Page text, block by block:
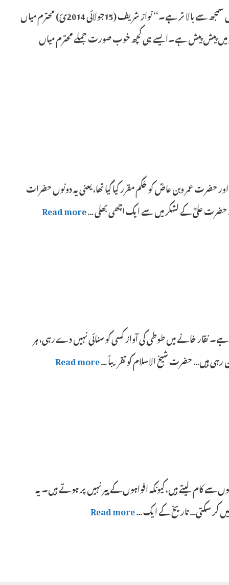
سادہ نسخے فلسطینیوں پر اسرائیلی مظالم کی تاریخ میں مثال نہیں ملتی۔اقوامِ عالم کی خاموشی سمجھ سے بالا تر ہے۔‘‘ نواز شریف (15جولائی 2014ئ) محترم میاں
پیش پیش ہے۔ایسے ہی کچھ خوب صورت جملے محترم میاں
عمر وبن عاصؓ کو حَکم مقرر کیا گیا تھا، یعنی یہ دونوں حضرات
حضرت علیؓ کے لشکر میں سے ایک اچھی بھلی …Read more
نقار خانے میں طوطی کی آواز کسی کو سنائی نہیں دے رہی، ہر
ہیں… حضرت شیخ الاسلام کو تقریباً …Read more
سے کام لیتے ہیں، کیونکہ افواہوں کے پیر نہیں پر ہوتے ہیں۔ یہ
کر سکتی… تاریخ کے ایک …Read more